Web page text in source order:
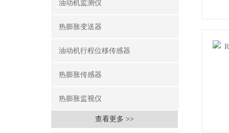
油动机监测仪
热膨胀变送器
油动机行程位移传感器
热膨胀传感器
热膨胀监视仪
查看更多 >>